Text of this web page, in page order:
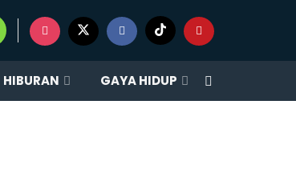
HIBURAN GAYA HIDUP